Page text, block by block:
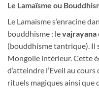
Le Lamaïsme ou
Le Lamaisme s’enracine
bouddhisme : levajrayana
(bouddhisme tantrique). Il
Mongolie intérieur. Cette
d’atteindre l’Eveil au
rituels magiques ainsi que